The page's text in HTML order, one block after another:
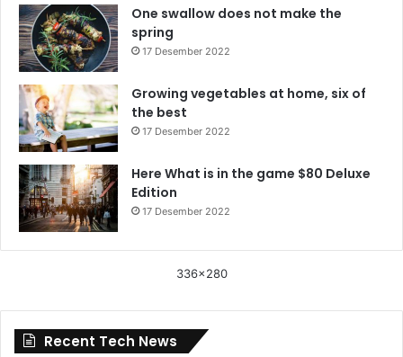
One swallow does not make the
spring
17 Desember 2022
Growing vegetables at home, six of
the best
17 Desember 2022
Here What is in the game $80 Deluxe
Edition
17 Desember 2022
336x280
Recent Tech News